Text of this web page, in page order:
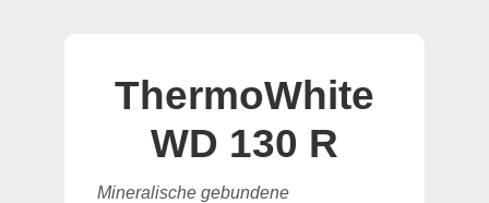
ThermoWhite
WD 130 R
Mineralische gebundene